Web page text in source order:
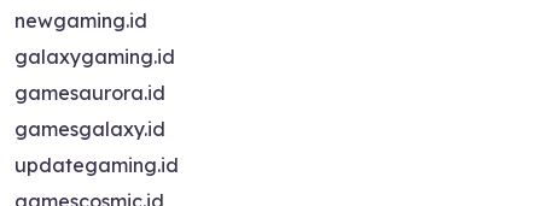
newgaming.id
galaxygaming.id
gamesaurora.id
gamesgalaxy.id
updategaming.id
gamescosmic.id